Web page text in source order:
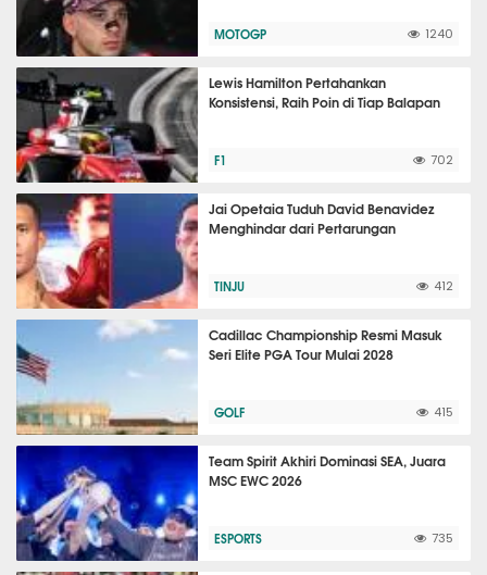
MOTOGP 1240
Lewis Hamilton Pertahankan
Konsistensi, Raih Poin di Tiap Balapan
F1 702
Jai Opetaia Tuduh David Benavidez
Menghindar dari Pertarungan
TINJU 412
Cadillac Championship Resmi Masuk
Seri Elite PGA Tour Mulai 2028
GOLF 415
Team Spirit Akhiri Dominasi SEA, Juara
MSC EWC 2026
ESPORTS 735